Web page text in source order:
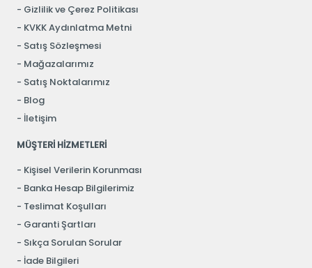
Gizlilik ve Çerez Politikası
KVKK Aydınlatma Metni
Satış Sözleşmesi
Mağazalarımız
Satış Noktalarımız
Blog
İletişim
MÜŞTERİ HİZMETLERİ
Kişisel Verilerin Korunması
Banka Hesap Bilgilerimiz
Teslimat Koşulları
Garanti Şartları
Sıkça Sorulan Sorular
İade Bilgileri